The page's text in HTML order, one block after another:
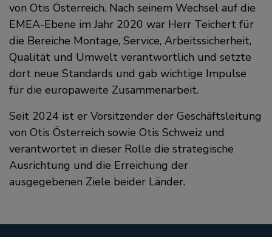
von Otis Österreich. Nach seinem Wechsel auf die
EMEA-Ebene im Jahr 2020 war Herr Teichert für
die Bereiche Montage, Service, Arbeitssicherheit,
Qualität und Umwelt verantwortlich und setzte
dort neue Standards und gab wichtige Impulse
für die europaweite Zusammenarbeit.
Seit 2024 ist er Vorsitzender der Geschäftsleitung
von Otis Österreich sowie Otis Schweiz und
verantwortet in dieser Rolle die strategische
Ausrichtung und die Erreichung der
ausgegebenen Ziele beider Länder.